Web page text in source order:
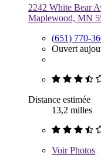
2242 White Bear
Maplewood, MN
(651) 770-
Ouvert
Distance estimée
13,2 milles
VoirPhotos